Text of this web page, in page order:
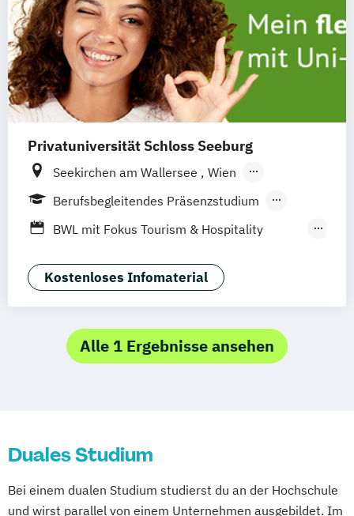
Privatuniversität Schloss Seeburg
Seekirchen am Wallersee
Wien
Innsbruck Graz Linz Südtirol
Berufsbegleitendes Präsenzstudium
Fernstudium
Duales Studium Vollzeit
BWL mit Fokus Tourism & Hospitality
MBA in General Management (120 CP)
Master of Business Administration (60 CP)
Sport- und Eventmanagement
Kostenloses Infomaterial
Alle 1 Ergebnisse ansehen
Duales Studium
Bei einem dualen Studium studierst du an der Hochschule
und wirst parallel von einem Unternehmen ausgebildet. Im